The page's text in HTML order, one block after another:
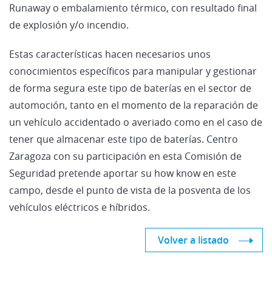
Runaway o embalamiento térmico, con resultado final
de explosión y/o incendio.
Estas características hacen necesarios unos
conocimientos específicos para manipular y gestionar
de forma segura este tipo de baterías en el sector de
automoción, tanto en el momento de la reparación de
un vehículo accidentado o averiado como en el caso de
tener que almacenar este tipo de baterías. Centro
Zaragoza con su participación en esta Comisión de
Seguridad pretende aportar su how know en este
campo, desde el punto de vista de la posventa de los
vehículos eléctricos e híbridos.
Volver a listado